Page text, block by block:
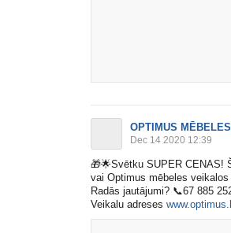
OPTIMUS MĒBELES
Dec 14 2020 12:39
🎁🌟Svētku SUPER CENAS!
vai Optimus mēbeles
Radās jautājumi? 📞67 885
Veikalu adreses